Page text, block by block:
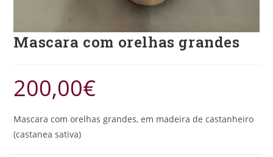
Mascara com orelhas grandes
200,00€
Mascara com orelhas grandes, em madeira de castanheiro
(castanea sativa)